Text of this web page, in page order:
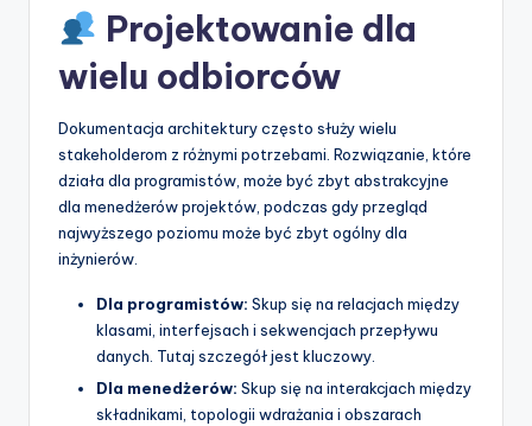
Projektowanie dla
wielu odbiorców
Dokumentacja architektury często służy wielu
stakeholderom z różnymi potrzebami. Rozwiązanie, które
działa dla programistów, może być zbyt abstrakcyjne
dla menedżerów projektów, podczas gdy przegląd
najwyższego poziomu może być zbyt ogólny dla
inżynierów.
Dla programistów: Skup się na relacjach między
klasami, interfejsach i sekwencjach przepływu
danych. Tutaj szczegół jest kluczowy.
Dla menedżerów: Skup się na interakcjach między
składnikami, topologii wdrażania i obszarach